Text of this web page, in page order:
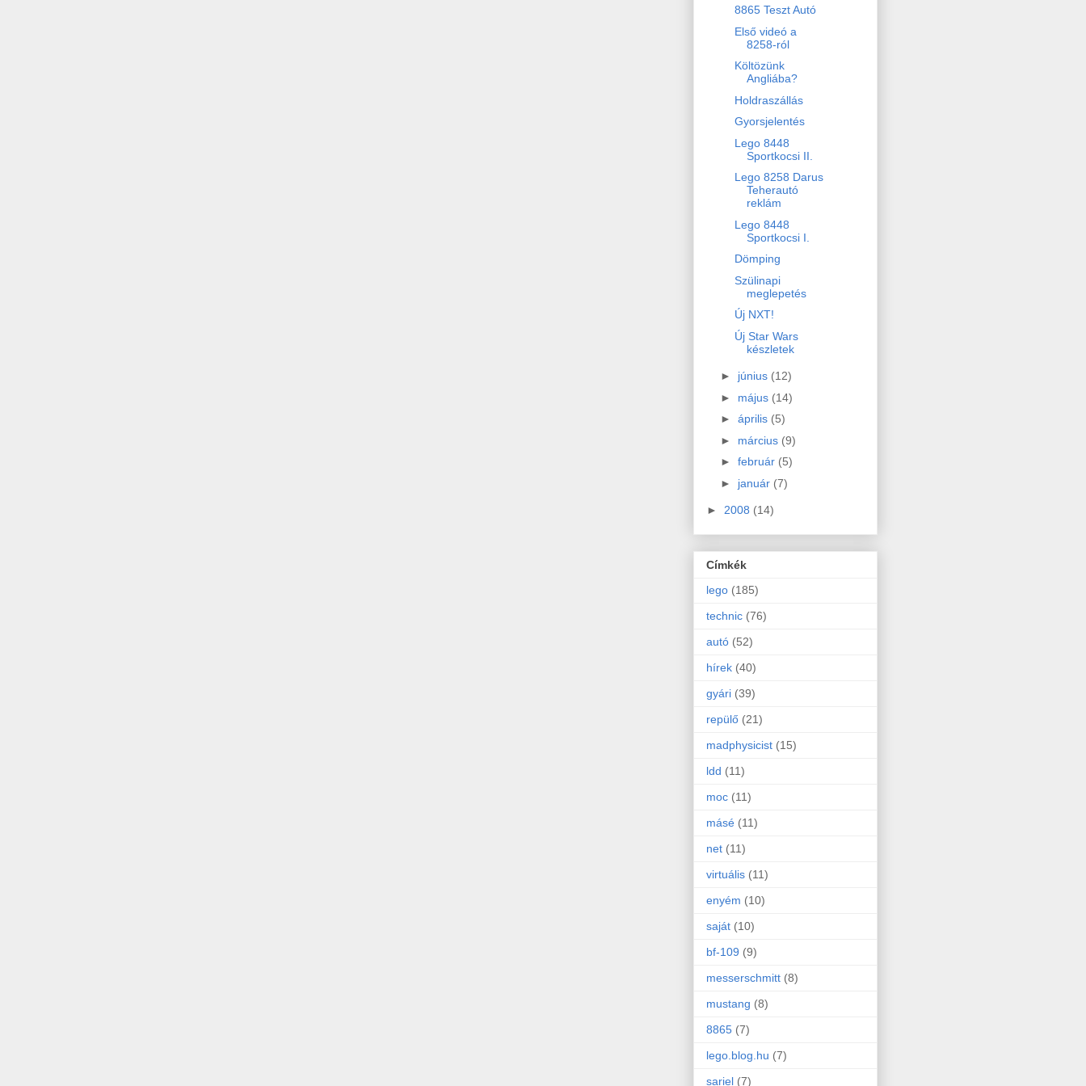
8865 Teszt Autó
Első videó a
8258-ról
Költözünk
Angliába?
Holdraszállás
Gyorsjelentés
Lego 8448
Sportkocsi II.
Lego 8258 Darus
Teherautó
reklám
Lego 8448
Sportkocsi I.
Dömping
Szülinapi
meglepetés
Új NXT!
Új Star Wars
készletek
► június (12)
► május (14)
► április (5)
► március (9)
► február (5)
► január (7)
► 2008 (14)
Címkék
lego (185)
technic (76)
autó (52)
hírek (40)
gyári (39)
repülő (21)
madphysicist (15)
ldd (11)
moc (11)
másé (11)
net (11)
virtuális (11)
enyém (10)
saját (10)
bf-109 (9)
messerschmitt (8)
mustang (8)
8865 (7)
lego.blog.hu (7)
sariel (7)